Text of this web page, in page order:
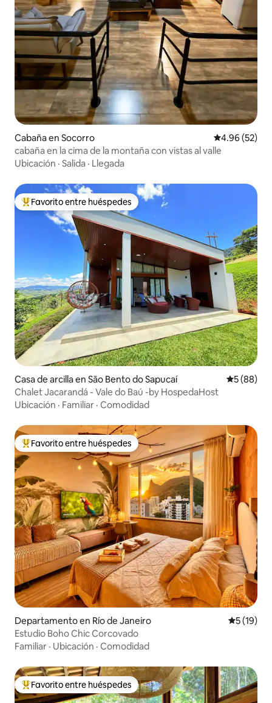
Cabaña en Socorro Calificación
4.96 (52)
cabaña en la cima de la montaña con vistas al valle
Ubicación · Salida · Llegada
De los mejores en Favorito entre huéspedes
Favorito entre huéspedes
Casa de arcilla en São Bento do Sapucaí
5 (88)
Chalet Jacarandá - Vale do Baú -by HospedaHost
Ubicación · Familiar · Comodidad
De los mejores en Favorito entre huéspedes
Favorito entre huéspedes
Departamento en Río de Janeiro
5 (19)
Estudio Boho Chic Corcovado
Familiar · Ubicación · Comodidad
De los mejores en Favorito entre huéspedes
Favorito entre huéspedes